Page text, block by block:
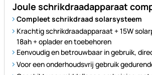
Joule schrikdraadapparaat
Compleet schrikdraad solarsysteem
Krachtig schrikdraadapparaat + 15W
18ah + oplader en toebehoren
Eenvoudig en betrouwbaar in gebruik,
Voor een onderhoudsvrij gebruik